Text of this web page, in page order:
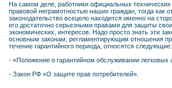
На самом деле, работники официальных технических
правовой неграмотностью наших граждан, тогда как
законодательство всецело находится именно на
его достаточно серьезными правами для защиты
экономических, интересов. Надо просто знать эти
основным законам, регламентирующим отношения
течение гарантийного периода, относятся следующие:
- «Положение о гарантийном обслуживании легковых
- Закон РФ «О защите прав потребителей».